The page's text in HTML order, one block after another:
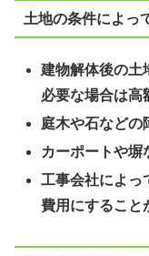
土地の条件によっ
建物解体後の土
必要な場合は高
庭木や石などの
カーポートや塀
工事会社によっ
費用にすること